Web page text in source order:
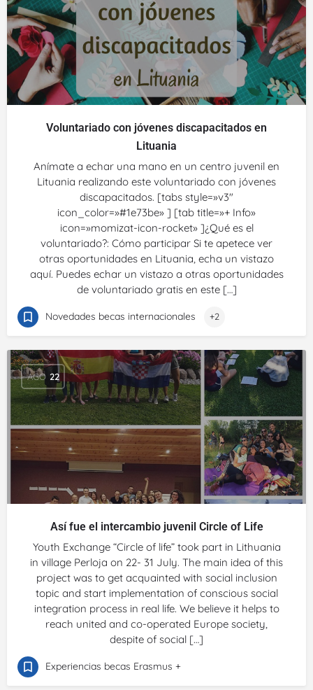
Voluntariado con jóvenes discapacitados en
Lituania
Anímate a echar una mano en un centro juvenil en
Lituania realizando este voluntariado con jóvenes
discapacitados. [tabs style=»v3″
icon_color=»#1e73be» ] [tab title=»+ Info»
icon=»momizat-icon-rocket» ]¿Qué es el
voluntariado?: Cómo participar Si te apetece ver
otras oportunidades en Lituania, echa un vistazo
aquí. Puedes echar un vistazo a otras oportunidades
de voluntariado gratis en este […]
Novedades becas internacionales +2
AGO 22
Así fue el intercambio juvenil Circle of Life
Youth Exchange “Circle of life” took part in Lithuania
in village Perloja on 22- 31 July. The main idea of this
project was to get acquainted with social inclusion
topic and start implementation of conscious social
integration process in real life. We believe it helps to
reach united and co-operated Europe society,
despite of social […]
Experiencias becas Erasmus +